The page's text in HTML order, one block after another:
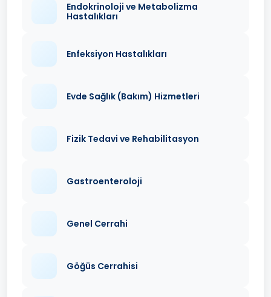
Endokrinoloji ve Metabolizma
Hastalıkları
Enfeksiyon Hastalıkları
Evde Sağlık (Bakım) Hizmetleri
Fizik Tedavi ve Rehabilitasyon
Gastroenteroloji
Genel Cerrahi
Göğüs Cerrahisi